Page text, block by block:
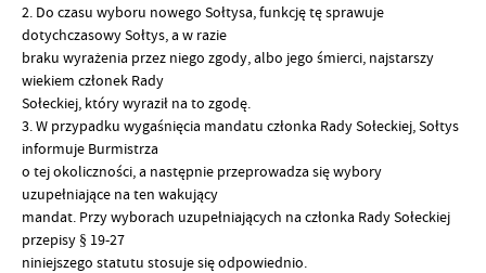
2. Do czasu wyboru nowego Sołtysa, funkcję tę sprawuje
dotychczasowy Sołtys, a w razie
braku wyrażenia przez niego zgody, albo jego śmierci, najstarszy
wiekiem członek Rady
Sołeckiej, który wyraził na to zgodę.
3. W przypadku wygaśnięcia mandatu członka Rady Sołeckiej, Sołtys
informuje Burmistrza
o tej okoliczności, a następnie przeprowadza się wybory
uzupełniające na ten wakujący
mandat. Przy wyborach uzupełniających na członka Rady Sołeckiej
przepisy § 19-27
niniejszego statutu stosuje się odpowiednio.